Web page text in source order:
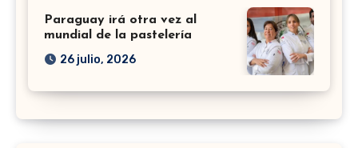
Paraguay irá otra vez al
mundial de la pastelería
26 julio, 2026